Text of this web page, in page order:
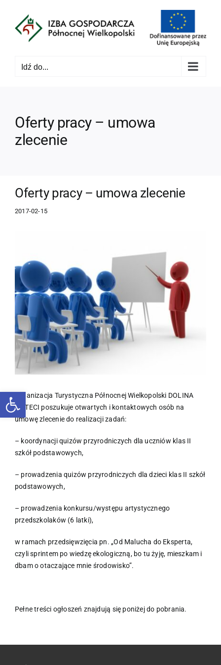
Otwórz pasek narzędzi
zawartości
Idź do...
Oferty pracy – umowa
zlecenie
Oferty pracy – umowa zlecenie
2017-02-15
obrazek
Organizacja Turystyczna Północnej Wielkopolski DOLINA
NOTECI poszukuje otwartych i kontaktowych osób na
umowę zlecenie do realizacji zadań:
– koordynacji quizów przyrodniczych dla uczniów klas II
szkół podstawowych,
– prowadzenia quizów przyrodniczych dla dzieci klas II szkół
podstawowych,
– prowadzenia konkursu/występu artystycznego
przedszkolaków (6 latki),
w ramach przedsięwzięcia pn. „Od Malucha do Eksperta,
czyli sprintem po wiedzę ekologiczną, bo tu żyję, mieszkam i
dbam o otaczające mnie środowisko”.
Pełne treści ogłoszeń znajdują się poniżej do pobrania.